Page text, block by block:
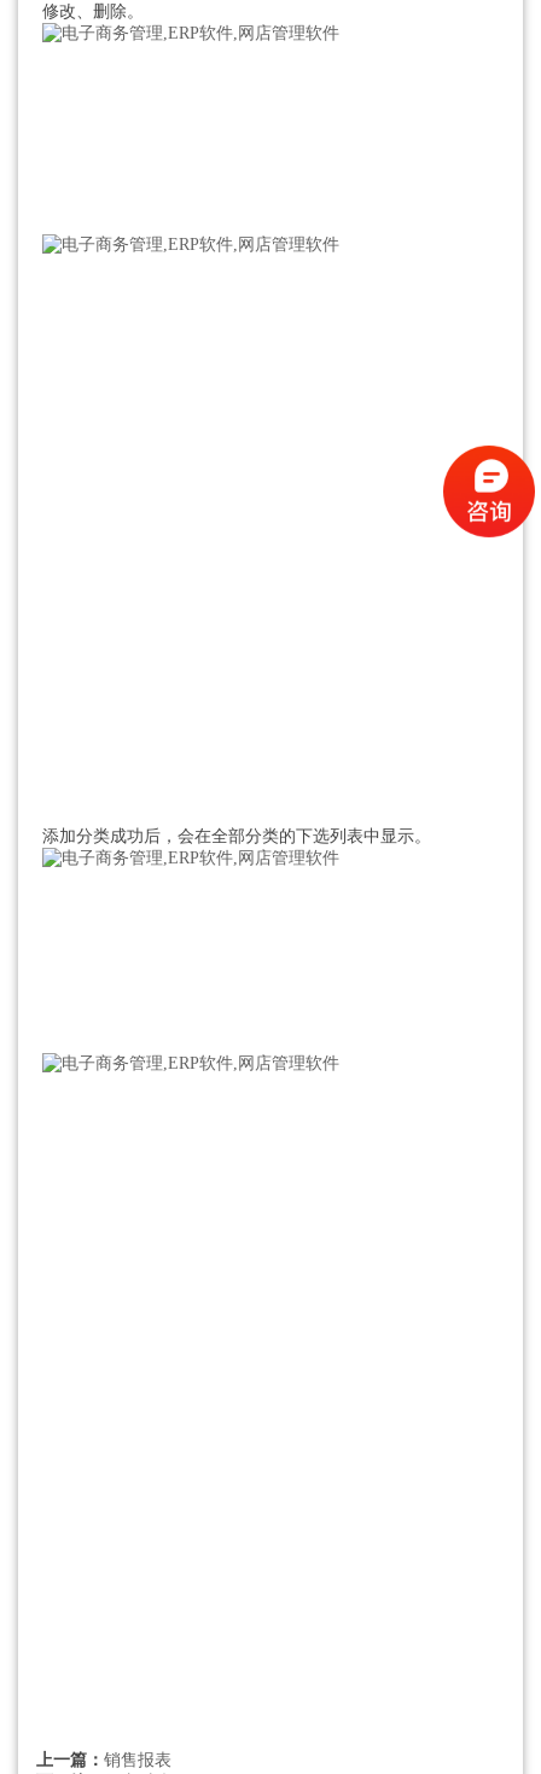
修改、删除。
添加分类成功后，会在全部分类的下选列表中显示。
上一篇： 销售报表